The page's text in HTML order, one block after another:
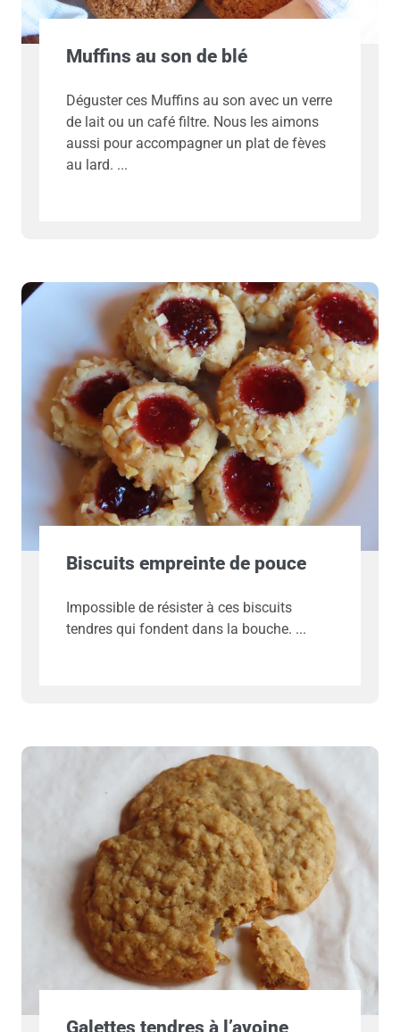
Muffins au son de blé
Déguster ces Muffins au son avec un verre
de lait ou un café filtre. Nous les aimons
aussi pour accompagner un plat de fèves
au lard.
Biscuits empreinte de pouce
Impossible de résister à ces biscuits
tendres qui fondent dans la bouche.
Galettes tendres à l’avoine